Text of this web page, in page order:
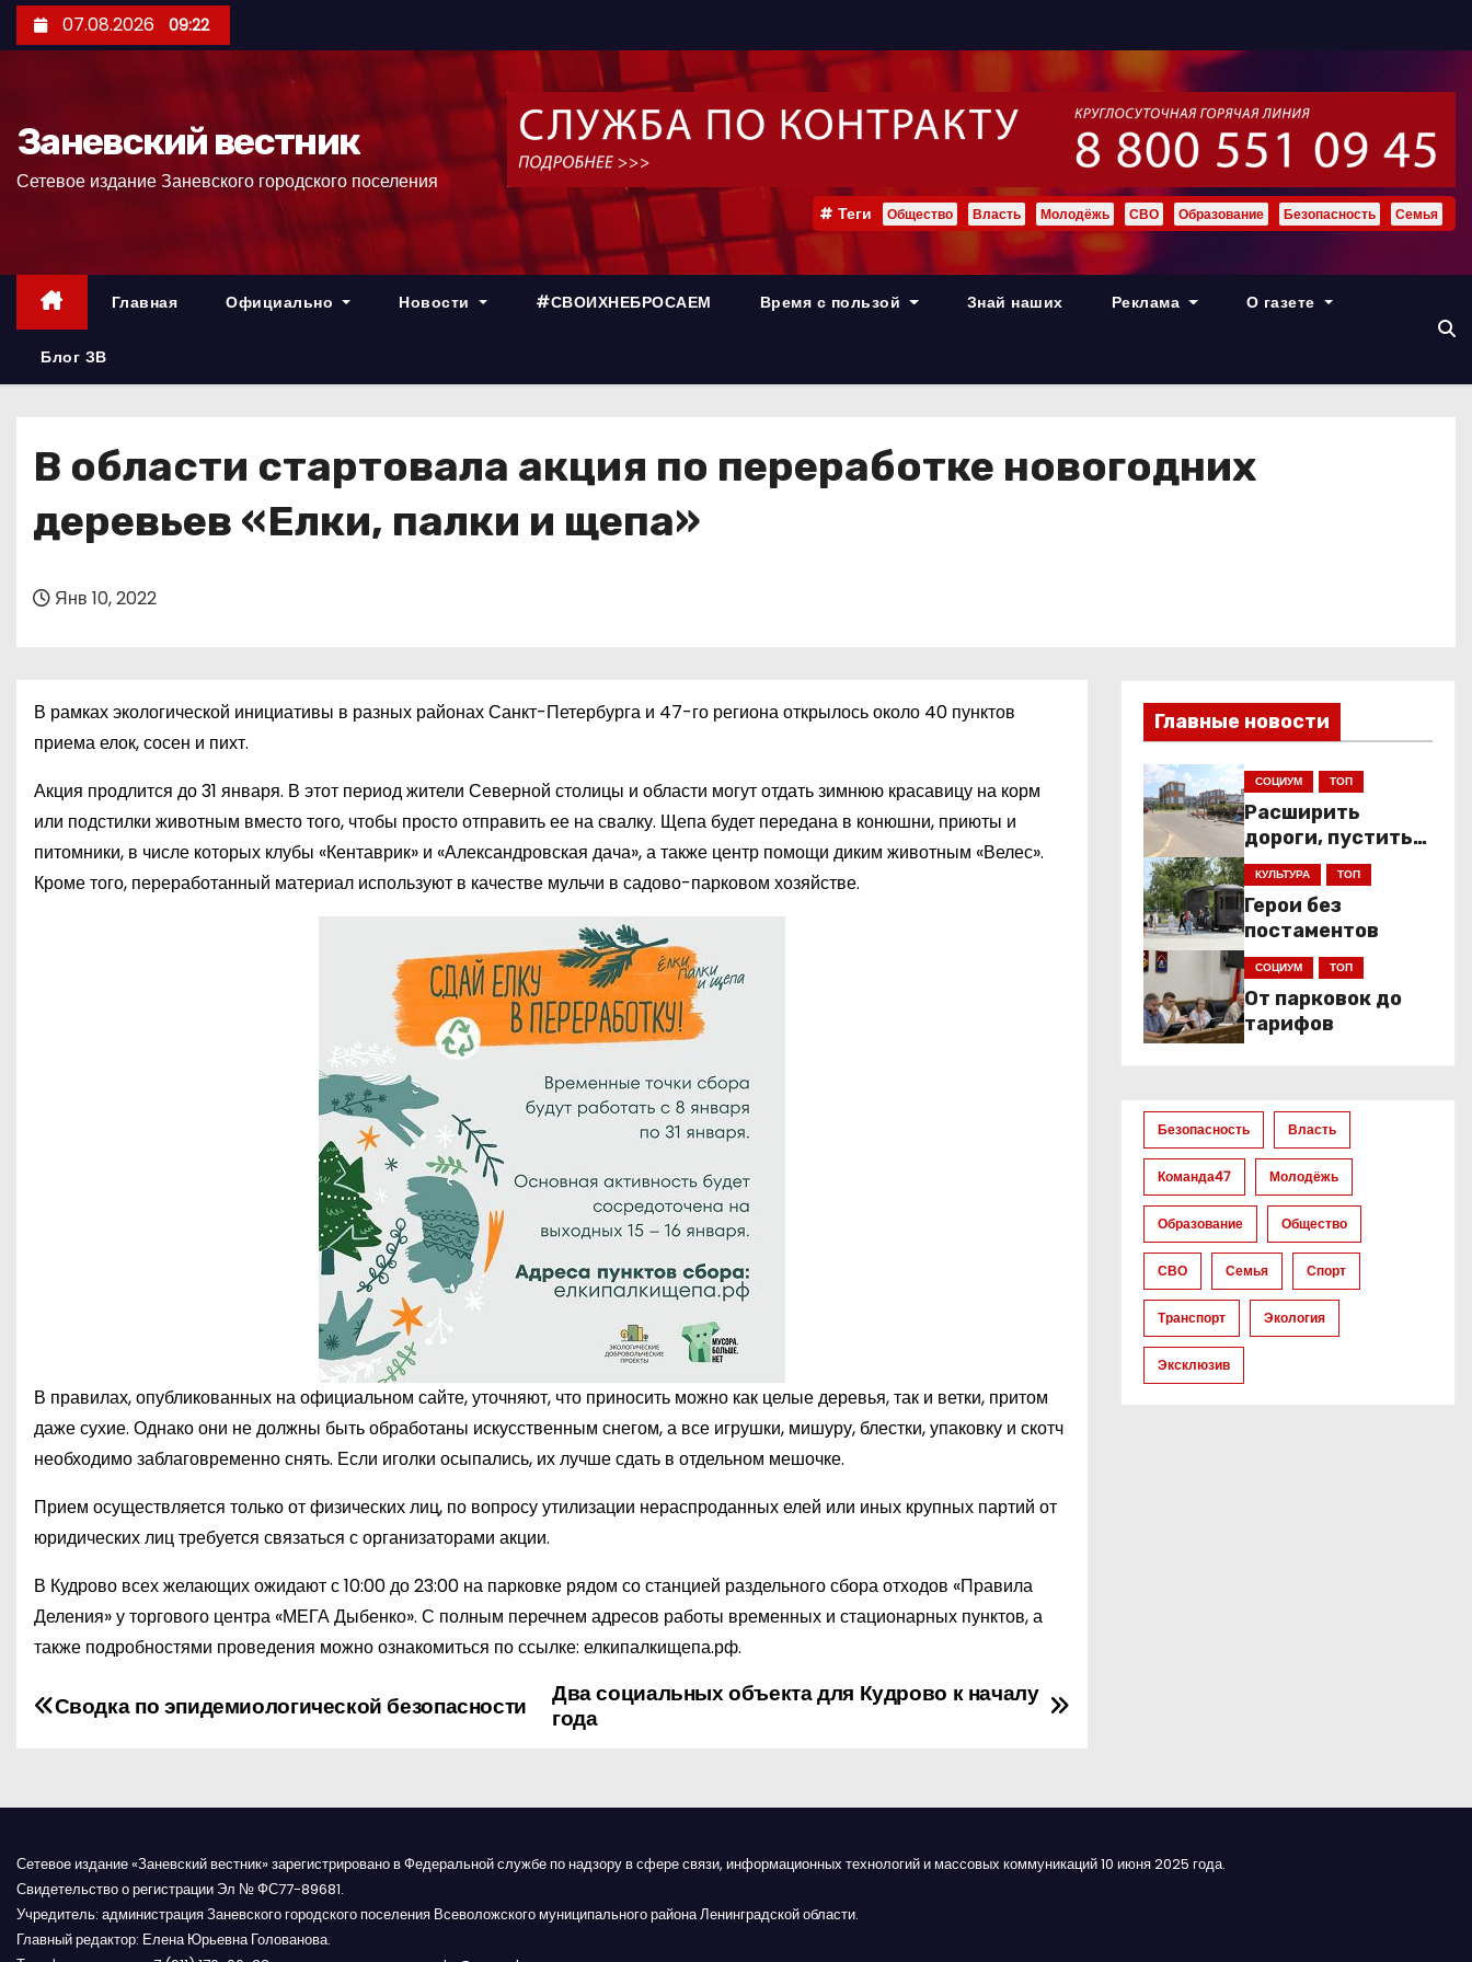
е
р
07.08.2026 09:22
Заневский вестник
Сетевое издание Заневского городского поселения
Теги Общество Власть Молодёжь СВО Образование Безопасность Семья
Главная Официально Новости #СВОИХНЕБРОСАЕМ Время с пользой Знай наших Реклама О газете
Блог ЗВ
В области стартовала акция по переработке новогодних
деревьев «Елки, палки и щепа»
Янв 10, 2022
В рамках экологической инициативы в разных районах Санкт-Петербурга и 47-го региона открылось около 40 пунктов
приема елок, сосен и пихт.
Акция продлится до 31 января. В этот период жители Северной столицы и области могут отдать зимнюю красавицу на корм
или подстилки животным вместо того, чтобы просто отправить ее на свалку. Щепа будет передана в конюшни, приюты и
питомники, в числе которых клубы «Кентаврик» и «Александровская дача», а также центр помощи диким животным «Велес».
Кроме того, переработанный материал используют в качестве мульчи в садово-парковом хозяйстве.
В правилах, опубликованных на официальном сайте, уточняют, что приносить можно как целые деревья, так и ветки, притом
даже сухие. Однако они не должны быть обработаны искусственным снегом, а все игрушки, мишуру, блестки, упаковку и скотч
необходимо заблаговременно снять. Если иголки осыпались, их лучше сдать в отдельном мешочке.
Прием осуществляется только от физических лиц, по вопросу утилизации нераспроданных елей или иных крупных партий от
юридических лиц требуется связаться с организаторами акции.
В Кудрово всех желающих ожидают с 10:00 до 23:00 на парковке рядом со станцией раздельного сбора отходов «Правила
Деления» у торгового центра «МЕГА Дыбенко». С полным перечнем адресов работы временных и стационарных пунктов, а
также подробностями проведения можно ознакомиться по ссылке: елкипалкищепа.рф.
Н
г
а
Два социальных объекта для Кудрово к началу
года
Сводка по эпидемиологической безопасности
Главные новости
СОЦИУМ ТОП
Расширить
дороги, пустить
низкопольники
КУЛЬТУРА ТОП
Герои без
постаментов
СОЦИУМ ТОП
От парковок до
тарифов
Безопасность Власть
Команда47 Молодёжь
Образование Общество
СВО Семья Спорт
Транспорт Экология
Эксклюзив
Сетевое издание «Заневский вестник» зарегистрировано в Федеральной службе по надзору в сфере связи, информационных технологий и массовых коммуникаций 10 июня 2025 года.
Свидетельство о регистрации Эл № ФС77-89681.
Учредитель: администрация Заневского городского поселения Всеволожского муниципального района Ленинградской области.
Главный редактор: Елена Юрьевна Голованова.